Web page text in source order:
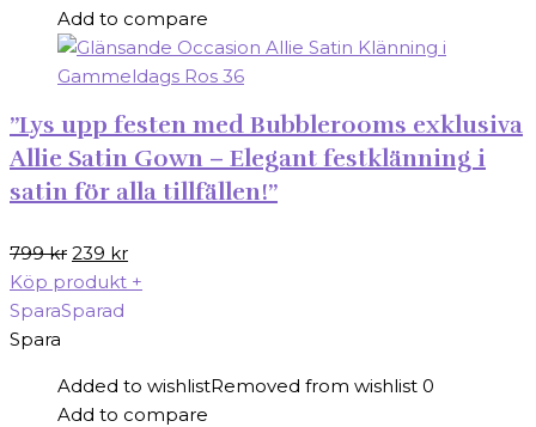
Add to compare
”Lys upp festen med Bubblerooms exklusiva
Allie Satin Gown – Elegant festklänning i
satin för alla tillfällen!”
799kr Det
ursprungliga
priset
239 krDet
nuvarande
Köp produkt +
SparaSparad
Spara
Added to wishlistRemoved from wishlist 0
Add to compare